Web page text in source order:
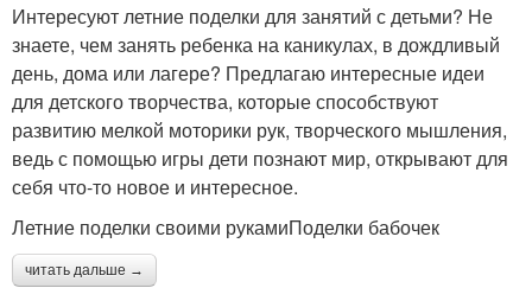
Интересуют летние поделки для занятий с детьми? Не
знаете, чем занять ребенка на каникулах, в дождливый
день, дома или лагере? Предлагаю интересные идеи
для детского творчества, которые способствуют
развитию мелкой моторики рук, творческого мышления,
ведь с помощью игры дети познают мир, открывают для
себя что-то новое и интересное.
Летние поделки своими рукамиПоделки бабочек
читать дальше →